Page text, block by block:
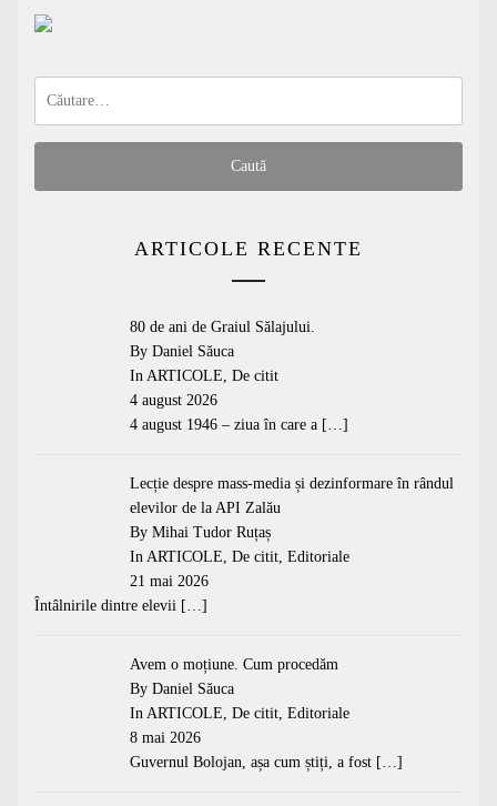
ARTICOLE RECENTE
80 de ani de Graiul Sălajului.
By Daniel Săuca
In ARTICOLE, De citit
4 august 2026
4 august 1946 – ziua în care a […]
Lecție despre mass-media și dezinformare în rândul
elevilor de la API Zalău
By Mihai Tudor Ruțaș
In ARTICOLE, De citit, Editoriale
21 mai 2026
Întâlnirile dintre elevii […]
Avem o moțiune. Cum procedăm
By Daniel Săuca
In ARTICOLE, De citit, Editoriale
8 mai 2026
Guvernul Bolojan, așa cum știți, a fost […]